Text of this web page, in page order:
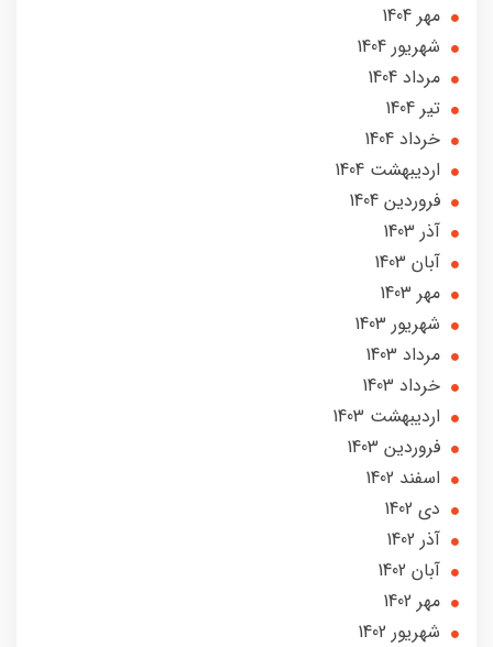
مهر 1404
شهریور 1404
مرداد 1404
تير 1404
خرداد 1404
ارديبهشت 1404
فروردین 1404
آذر 1403
آبان 1403
مهر 1403
شهریور 1403
مرداد 1403
خرداد 1403
ارديبهشت 1403
فروردین 1403
اسفند 1402
دی 1402
آذر 1402
آبان 1402
مهر 1402
شهریور 1402